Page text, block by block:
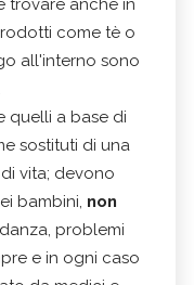
trovare anche in
come tè o
all'interno sono
quelli a base di
sostituti di una
vita; devono
bambini, non
problemi
e in ogni caso